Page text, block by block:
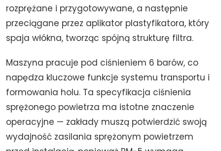
rozprężane i przygotowywane, a następnie
przeciągane przez aplikator plastyfikatora, który
spaja włókna, tworząc spójną strukturę filtra.
Maszyna pracuje pod ciśnieniem 6 barów, co
napędza kluczowe funkcje systemu transportu i
formowania holu. Ta specyfikacja ciśnienia
sprężonego powietrza ma istotne znaczenie
operacyjne — zakłady muszą potwierdzić swoją
wydajność zasilania sprężonym powietrzem